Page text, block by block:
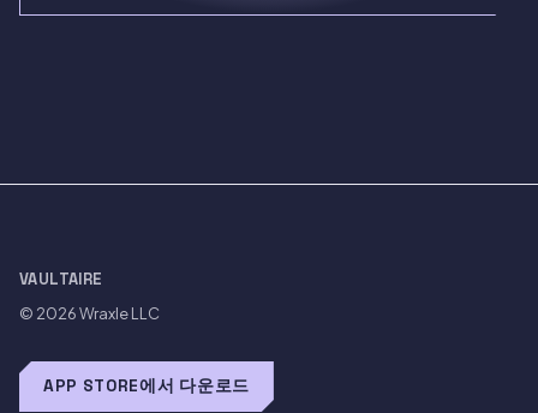
VAULTAIRE
© 2026Wraxle LLC
APP STORE에서 다운로드